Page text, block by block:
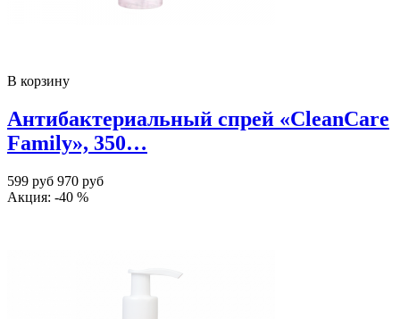
В корзину
Антибактериальный спрей «CleanCare
Family», 350…
599 руб 970 руб
Акция: -40 %